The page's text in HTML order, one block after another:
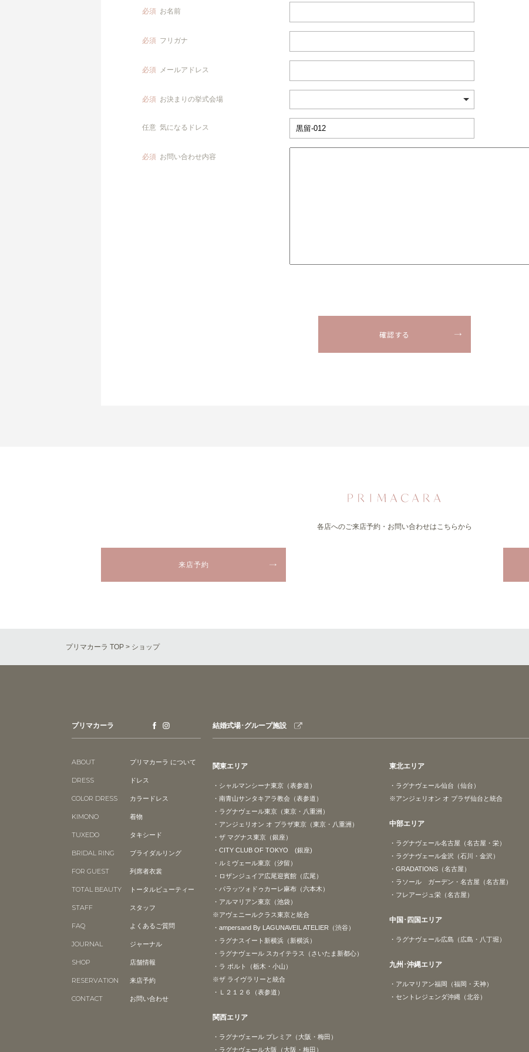
必須 お名前
必須 フリガナ
必須 メールアドレス
必須 お決まりの挙式会場
任意 気になるドレス
必須 お問い合わせ内容
各店へのご来店予約・お問い合わせはこちらから
来店予約
プリマカーラ TOP > ショップ
プリマカーラ
ABOUT プリマカーラ について
DRESS ドレス
COLOR DRESS カラードレス
KIMONO 着物
TUXEDO タキシード
BRIDAL RING ブライダルリング
FOR GUEST 列席者衣裳
TOTAL BEAUTY トータルビューティー
STAFF スタッフ
FAQ よくあるご質問
JOURNAL ジャーナル
SHOP 店舗情報
RESERVATION 来店予約
CONTACT お問い合わせ
結婚式場･グループ施設
関東エリア
・シャルマンシーナ東京（表参道）
・南青山サンタキアラ教会（表参道）
・ラグナヴェール東京（東京・八重洲）
・アンジェリオン オ プラザ東京（東京・八重洲）
・ザ マグナス東京（銀座）
・CITY CLUB OF TOKYO (銀座)
・ルミヴェール東京（汐留）
・ロザンジュイア広尾迎賓館（広尾）
・パラッツォドゥカーレ麻布（六本木）
・アルマリアン東京（池袋）
※アヴェニールクラス東京と統合
・ampersand By LAGUNAVEIL ATELIER（渋谷）
・ラグナスイート新横浜（新横浜）
・ラグナヴェール スカイテラス（さいたま新都心）
・ラ ポルト（栃木・小山）
※ザ ライヴラリーと統合
・Ｌ２１２６（表参道）
関西エリア
・ラグナヴェール プレミア（大阪・梅田）
・ラグナヴェール大阪（大阪・梅田）
東北エリア
・ラグナヴェール仙台（仙台）
※アンジェリオン オ プラザ仙台と統合
中部エリア
・ラグナヴェール名古屋（名古屋・栄）
・ラグナヴェール金沢（石川・金沢）
・GRADATIONS（名古屋）
・ラソール ガーデン・名古屋（名古屋）
・フレアージュ栄（名古屋）
中国･四国エリア
・ラグナヴェール広島（広島・八丁堀）
九州･沖縄エリア
・アルマリアン福岡（福岡・天神）
・セントレジェンダ沖縄（北谷）